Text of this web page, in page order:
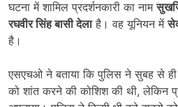
घटना में शामिल प्रदर्शनकारी का नाम
रघवीर सिंह बासी देलाहै। वह यूनियन में
है।
एसएचओ ने बताया कि पुलिस ने सुबह से ही
को शांत करने की कोशिश की थी, लेकिन